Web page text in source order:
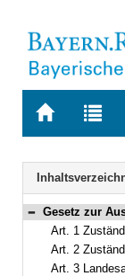
Zur
Zur
Bereich
Gesetz zur Ausführung des Bundesgesetzes über individuelle
Art. 1
Art. 2
Art. 3